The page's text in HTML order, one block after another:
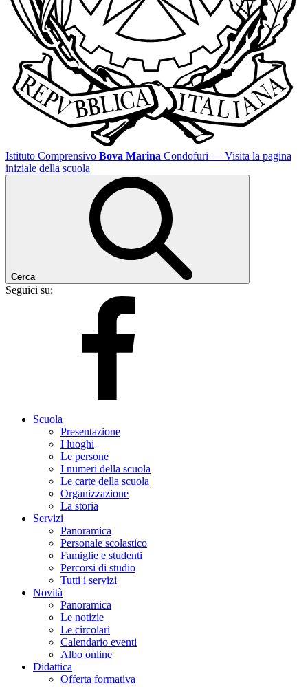
Istituto Comprensivo Bova Marina Condofuri — Visita la pagina
iniziale della scuola
Cerca
Seguici su:
Scuola
Presentazione
I luoghi
Le persone
I numeri della scuola
Le carte della scuola
Organizzazione
La storia
Servizi
Panoramica
Personale scolastico
Famiglie e studenti
Percorsi di studio
Tutti i servizi
Novità
Panoramica
Le notizie
Le circolari
Calendario eventi
Albo online
Didattica
Offerta formativa